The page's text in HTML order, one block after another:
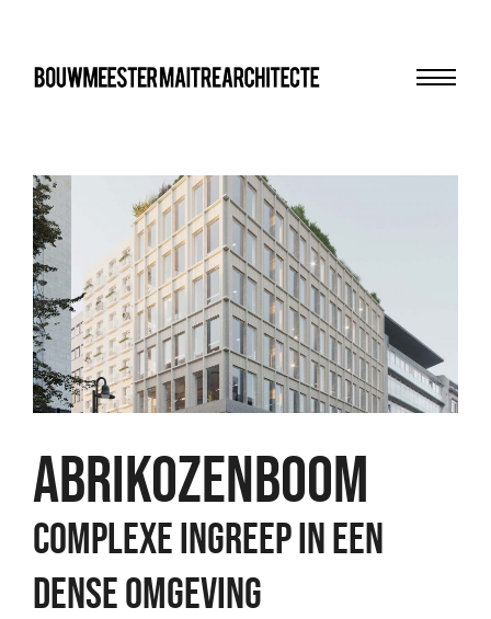
bma
abrikozenboom
COMPLEXE INGREEP IN EEN
DENSE OMGEVING